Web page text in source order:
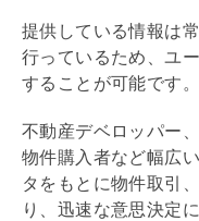
提供している情報は
行っているため、ユ
することが可能です。
不動産デベロッパー
物件購入者など幅広
タをもとに物件取引
り、迅速な意思決定